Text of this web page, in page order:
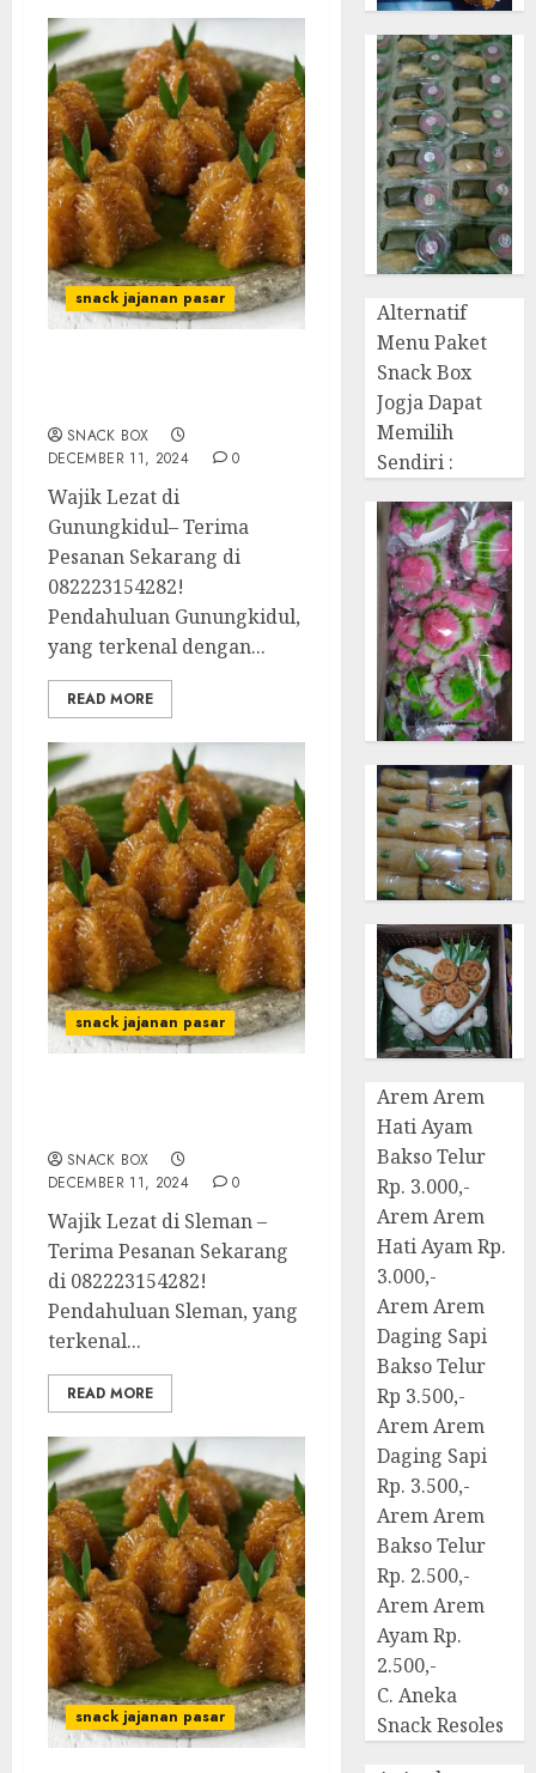
snack jajanan pasar
SNACK BOX
DECEMBER 11, 2024
0
Wajik Lezat di
Gunungkidul– Terima
Pesanan Sekarang di
082223154282!
Pendahuluan Gunungkidul,
yang terkenal dengan...
READ MORE
snack jajanan pasar
SNACK BOX
DECEMBER 11, 2024
0
Wajik Lezat di Sleman –
Terima Pesanan Sekarang
di 082223154282!
Pendahuluan Sleman, yang
terkenal...
READ MORE
snack jajanan pasar
Alternatif
Menu Paket
Snack Box
Jogja Dapat
Memilih
Sendiri :
Arem Arem
Hati Ayam
Bakso Telur
Rp. 3.000,-
Arem Arem
Hati Ayam Rp.
3.000,-
Arem Arem
Daging Sapi
Bakso Telur
Rp 3.500,-
Arem Arem
Daging Sapi
Rp. 3.500,-
Arem Arem
Bakso Telur
Rp. 2.500,-
Arem Arem
Ayam Rp.
2.500,-
C. Aneka
Snack Resoles